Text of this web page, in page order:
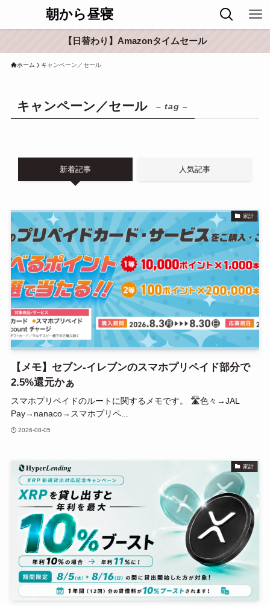
朝から昼寝
【日替わり】Amazonタイムセール
ホーム キャンペーン／セール
キャンペーン／セール – tag –
新着記事 人気記事
家計
【メモ】セブン-イレブンのスマホプリペイド部分で
2.5%還元かぁ
スマホプリペイドのルートに関するメモです。 🛣色々→JAL
Pay→nanaco→スマホプリペ...
2026-08-05
家計